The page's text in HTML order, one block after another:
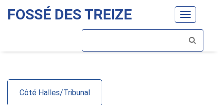
Toggle
FOSSÉ DES TREIZE
Côté Halles/Tribunal